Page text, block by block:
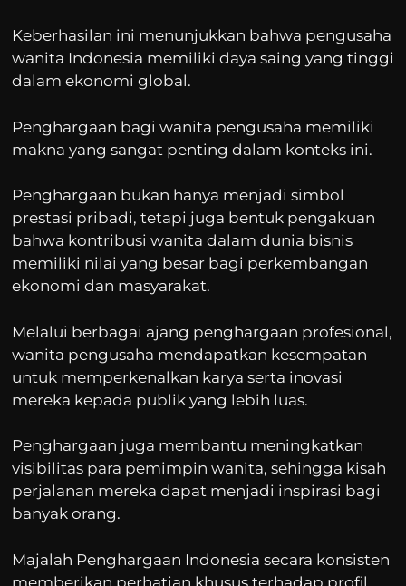
Keberhasilan ini menunjukkan bahwa pengusaha
wanita Indonesia memiliki daya saing yang tinggi
dalam ekonomi global.
Penghargaan bagi wanita pengusaha memiliki
makna yang sangat penting dalam konteks ini.
Penghargaan bukan hanya menjadi simbol
prestasi pribadi, tetapi juga bentuk pengakuan
bahwa kontribusi wanita dalam dunia bisnis
memiliki nilai yang besar bagi perkembangan
ekonomi dan masyarakat.
Melalui berbagai ajang penghargaan profesional,
wanita pengusaha mendapatkan kesempatan
untuk memperkenalkan karya serta inovasi
mereka kepada publik yang lebih luas.
Penghargaan juga membantu meningkatkan
visibilitas para pemimpin wanita, sehingga kisah
perjalanan mereka dapat menjadi inspirasi bagi
banyak orang.
Majalah Penghargaan Indonesia secara konsisten
memberikan perhatian khusus terhadap profil